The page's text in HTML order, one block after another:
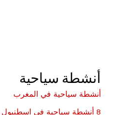
أنشطة سياحية
أنشطة سياحية في المغرب
8 أنشطة سياحية في اسطنبول